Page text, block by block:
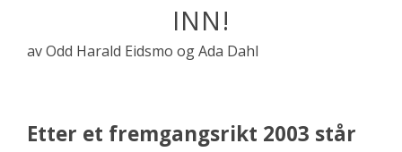
INN!
av Odd Harald Eidsmo og Ada Dahl
Etter et fremgangsrikt 2003 står